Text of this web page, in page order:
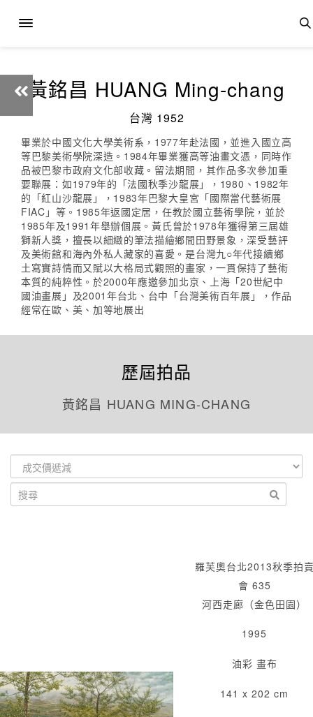
黃銘昌 HUANG Ming-chang
台灣 1952
畢業於中國文化大學美術系，1977年赴法國，並進入國立高
等巴黎美術學院深造。1984年畢業獲高等油畫文憑，同時作
品被巴黎市政府文化部收藏。留法期間，其作品多次參加重
要聯展：如1979年的「法國秋季沙龍展」，1980、1982年
的「紅山沙龍展」，1983年巴黎大皇宮「國際當代藝術展
FIAC」等。1985年返國定居，任教於國立藝術學院，並於
1985年及1991年舉辦個展。黃氏曾於1978年獲得第三屆雄
獅新人獎，擅長以細緻的筆法描繪鄉間田野景象，深受藝評
及美術館和海內外私人藏家的喜愛。是台灣九○年代接續鄉
土寫實詩情而又賦以大格局式觀照的畫家，一貫保持了藝術
本質的純粹性。於2000年應邀參加北京、上海「20世紀中
國油畫展」及2001年台北、台中「台灣美術百年展」，作品
經常在歐、美、加等地展出
歷屆拍品
黃銘昌 HUANG MING-CHANG
羅芙奧台北2013秋季拍
會 635
河西走廊（金色田園）
1995
油彩 畫布
141 x 202 cm